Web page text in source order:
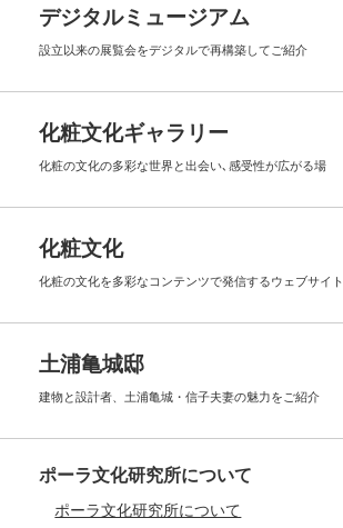
デジタルミュージアム
設立以来の展覧会をデジタルで再構築してご紹介
化粧文化ギャラリー
化粧の文化の多彩な世界と出会い､ 感受性が広がる場
化粧文化
化粧の文化を多彩なコンテンツで発信するウェブサイト
土浦亀城邸
建物と設計者、土浦亀城・信子夫妻の魅力をご紹介
ポーラ文化研究所について
ポーラ文化研究所について